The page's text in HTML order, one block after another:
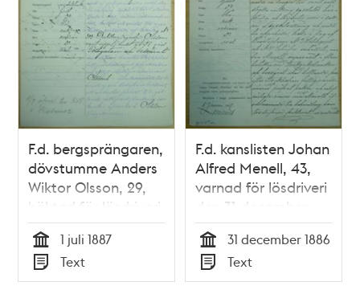
F.d. bergsprängaren,
dövstumme Anders
Wiktor Olsson, 29,
häktad för lösdriveri
den 1 juli 1887 -
polisförhör
Tid
1 juli 1887
Typ
Text
F.d. kanslisten Johan
Alfred Menell, 43,
varnad för lösdriveri
den 31 december
1886 –
förhörsprotokoll
Tid
31 december 1886
Typ
Text